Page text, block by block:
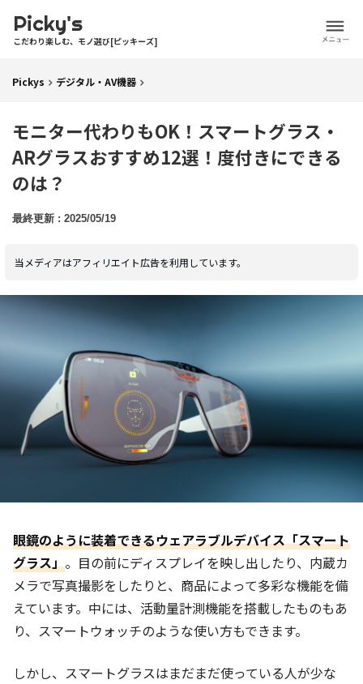
Picky's
こだわり楽しむ、モノ選び[ピッキーズ]
Pickys デジタル・AV機器
モニター代わりもOK！スマートグラス・
ARグラスおすすめ12選！度付きにできる
のは？
2025/05/19
当メディアはアフィリエイト広告を利用しています。
眼鏡のように装着できるウェアラブルデバイス「スマート
グラス」。目の前にディスプレイを映し出したり、内蔵カ
メラで写真撮影をしたりと、商品によって多彩な機能を備
えています。中には、活動量計測機能を搭載したものもあ
り、スマートウォッチのような使い方もできます。
しかし、スマートグラスはまだまだ使っている人が少な